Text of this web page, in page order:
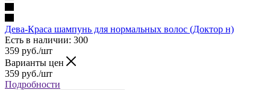
Дева-Краса шампунь для нормальных волос (Доктор н)
Есть в наличии: 300
359 руб./шт
Варианты цен
359 руб./шт
Подробности